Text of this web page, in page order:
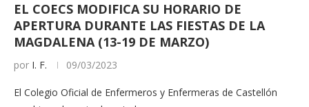
EL COECS MODIFICA SU HORARIO DE
APERTURA DURANTE LAS FIESTAS DE LA
MAGDALENA (13-19 DE MARZO)
por I. F. 09/03/2023
El Colegio Oficial de Enfermeros y Enfermeras de Castellón